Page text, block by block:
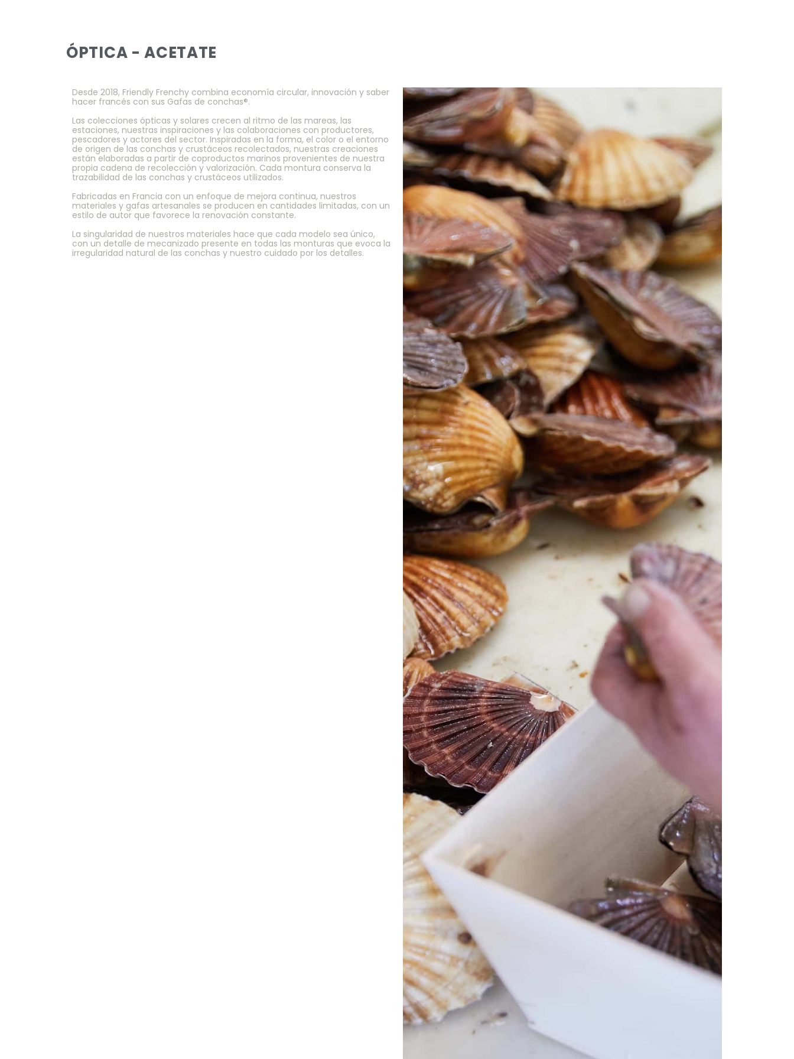
ÓPTICA - ACETATE
Desde 2018, Friendly Frenchy combina economía circular, innovación y saber
hacer francés con sus Gafas de conchas®.
Las colecciones ópticas y solares crecen al ritmo de las mareas, las
estaciones, nuestras inspiraciones y las colaboraciones con productores,
pescadores y actores del sector. Inspiradas en la forma, el color o el entorno
de origen de las conchas y crustáceos recolectados, nuestras creaciones
están elaboradas a partir de coproductos marinos provenientes de nuestra
propia cadena de recolección y valorización. Cada montura conserva la
trazabilidad de las conchas y crustáceos utilizados.
Fabricadas en Francia con un enfoque de mejora continua, nuestros
materiales y gafas artesanales se producen en cantidades limitadas, con un
estilo de autor que favorece la renovación constante.
La singularidad de nuestros materiales hace que cada modelo sea único,
con un detalle de mecanizado presente en todas las monturas que evoca la
irregularidad natural de las conchas y nuestro cuidado por los detalles.